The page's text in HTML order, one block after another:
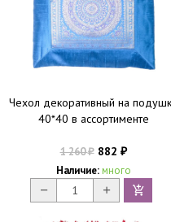
Чехол декоративный на
40*40 в ассортименте
1 260₽882 ₽
Наличие: много